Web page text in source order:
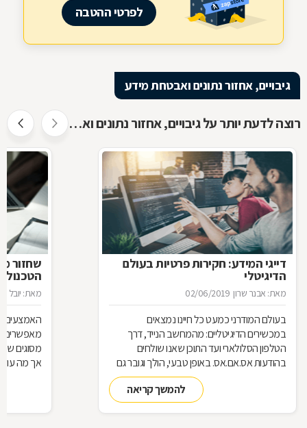
לפרטי ההטבה
גיבויים, אחזור נתונים ואבטחת מידע
רוצה לדעת יותר על גיבויים, אחזור נתונים ואבטחת מידע ?
דייגי המידע: חקירות פרטיות בעולם
הדיגיטלי
מאת: אבנר שרון 02/06/2019
בעולם המודרני כמעט כל חיינו נמצאים
במכשירים הדיגיטליים: מהמחשב הנייד, דרך
הטלפון הסלולארי ועד התוכן שאנו שולחים
בהודעות אס.אם.אס. באופן טבעי, הולך וגובר גם
השימוש בחוקרים המתמחים במציאת ראיות
דיגיטליות וב"שחזור חקירתי", כדי לחשוף פרטים
להמשך קריאה
שחזור
מאת: יובל
האמצעים
מאפשרים
מסוגים